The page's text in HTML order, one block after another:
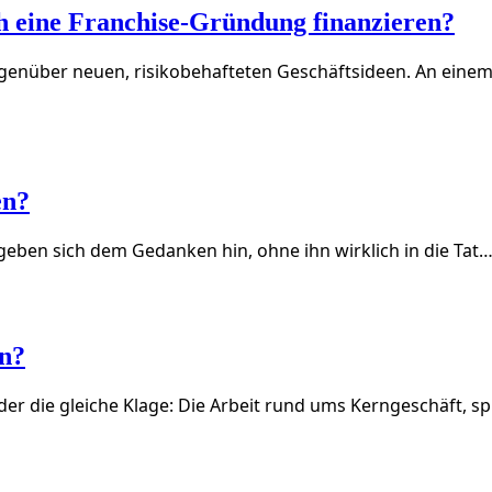
Franchise-Gründung finanzieren?
neuen, risikobehafteten Geschäftsideen. An
sich dem Gedanken hin, ohne ihn wirklich in die Tat…
die gleiche Klage: Die Arbeit rund ums Kerngeschäft,